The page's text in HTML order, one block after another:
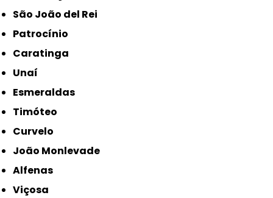
São João del Rei
Patrocínio
Caratinga
Unaí
Esmeraldas
Timóteo
Curvelo
João Monlevade
Alfenas
Viçosa